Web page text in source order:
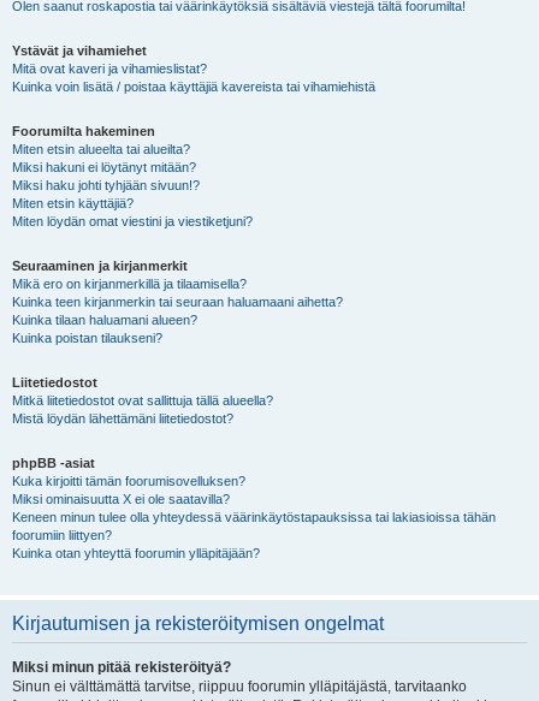
Olen saanut roskapostia tai väärinkäytöksiä sisältäviä viestejä tältä foorumilta!
Ystävät ja vihamiehet
Mitä ovat kaveri ja vihamieslistat?
Kuinka voin lisätä / poistaa käyttäjiä kavereista tai vihamiehistä
Foorumilta hakeminen
Miten etsin alueelta tai alueilta?
Miksi hakuni ei löytänyt mitään?
Miksi haku johti tyhjään sivuun!?
Miten etsin käyttäjiä?
Miten löydän omat viestini ja viestiketjuni?
Seuraaminen ja kirjanmerkit
Mikä ero on kirjanmerkillä ja tilaamisella?
Kuinka teen kirjanmerkin tai seuraan haluamaani aihetta?
Kuinka tilaan haluamani alueen?
Kuinka poistan tilaukseni?
Liitetiedostot
Mitkä liitetiedostot ovat sallittuja tällä alueella?
Mistä löydän lähettämäni liitetiedostot?
phpBB -asiat
Kuka kirjoitti tämän foorumisovelluksen?
Miksi ominaisuutta X ei ole saatavilla?
Keneen minun tulee olla yhteydessä väärinkäytöstapauksissa tai lakiasioissa tähän
foorumiin liittyen?
Kuinka otan yhteyttä foorumin ylläpitäjään?
Kirjautumisen ja rekisteröitymisen ongelmat
Miksi minun pitää rekisteröityä?
Sinun ei välttämättä tarvitse, riippuu foorumin ylläpitäjästä, tarvitaanko